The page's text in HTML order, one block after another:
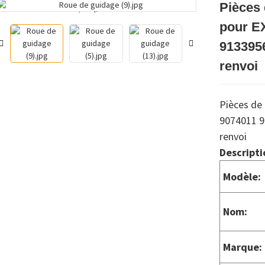
Loading...
Loading...
Pièces
pour
renvoi
Pièces
9074011
renvoi
Modèle:
Nom:
Marque: